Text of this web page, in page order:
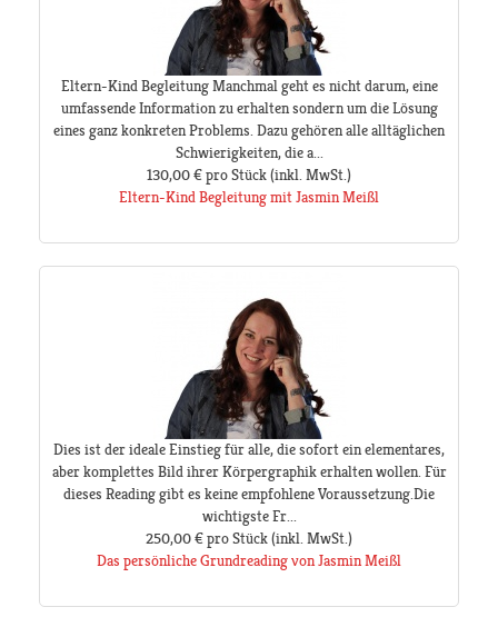
Eltern-Kind Begleitung Manchmal geht es nicht darum, eine
umfassende Information zu erhalten sondern um die Lösung
eines ganz konkreten Problems. Dazu gehören alle alltäglichen
Schwierigkeiten, die a...
130,00 €pro Stück(inkl. MwSt.)
Eltern-Kind Begleitung mit Jasmin Meißl
Dies ist der ideale Einstieg für alle, die sofort ein elementares,
aber komplettes Bild ihrer Körpergraphik erhalten wollen. Für
dieses Reading gibt es keine empfohlene Voraussetzung.Die
wichtigste Fr...
250,00 €pro Stück(inkl. MwSt.)
Das persönliche Grundreading von Jasmin Meißl